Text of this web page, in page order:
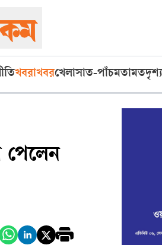
খবরাখবরখেলাসাত-পাঁচমতামত
পেলেন